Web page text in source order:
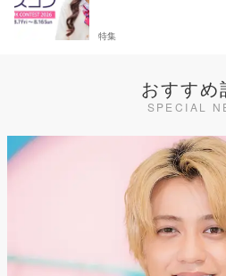
特集
おすすめ
SPECIAL